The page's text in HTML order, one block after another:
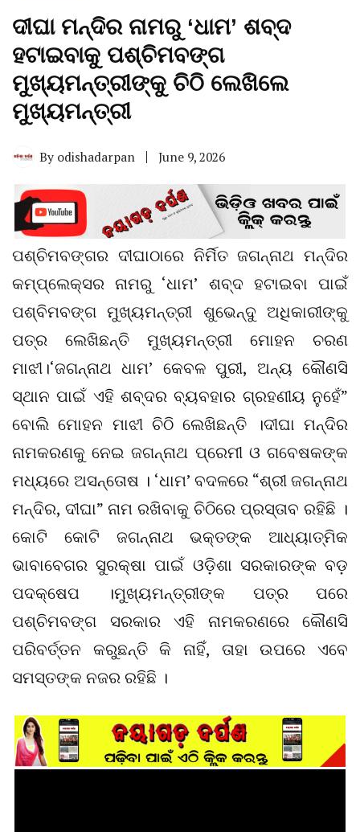
ଦୀଘା ମନ୍ଦିର ନାମରୁ ‘ଧାମ’ ଶବ୍ଦ
ହଟାଇବାକୁ ପଶ୍ଚିମବଙ୍ଗ
ମୁଖ୍ୟମନ୍ତ୍ରୀଙ୍କୁ ଚିଠି ଲେଖିଲେ
ମୁଖ୍ୟମନ୍ତ୍ରୀ
By odishadarpan June 9, 2026
ପଶ୍ଚିମବଙ୍ଗର ଦୀଘାଠାରେ ନିର୍ମିତ ଜଗନ୍ନାଥ ମନ୍ଦିର
କମ୍ପ୍ଲେକ୍ସର ନାମରୁ ‘ଧାମ’ ଶବ୍ଦ ହଟାଇବା ପାଇଁ
ପଶ୍ବିମବଙ୍ଗ ମୁଖ୍ୟମନ୍ତ୍ରୀ ଶୁଭେନ୍ଦୁ ଅଧିକାରୀଙ୍କୁ
ପତ୍ର ଲେଖିଛନ୍ତି ମୁଖ୍ୟମନ୍ତ୍ରୀ ମୋହନ ଚରଣ
ମାଝୀ।‘ଜଗନ୍ନାଥ ଧାମ’ କେବଳ ପୁରୀ, ଅନ୍ୟ କୌଣସି
ସ୍ଥାନ ପାଇଁ ଏହି ଶବ୍ଦର ବ୍ୟବହାର ଗ୍ରହଣୀୟ ନୁହେଁ”
ବୋଲି ମୋହନ ମାଝୀ ଚିଠି ଲେଖିଛନ୍ତି ।ଦୀଘା ମନ୍ଦିର
ନାମକରଣକୁ ନେଇ ଜଗନ୍ନାଥ ପ୍ରେମୀ ଓ ଗବେଷକଙ୍କ
ମଧ୍ୟରେ ଅସନ୍ତୋଷ । ‘ଧାମ’ ବଦଳରେ “ଶ୍ରୀ ଜଗନ୍ନାଥ
ମନ୍ଦିର, ଦୀଘା” ନାମ ରଖିବାକୁ ଚିଠିରେ ପ୍ରସ୍ତାବ ରହିଛି ।
କୋଟି କୋଟି ଜଗନ୍ନାଥ ଭକ୍ତଙ୍କ ଆଧ୍ୟାତ୍ମିକ
ଭାବାବେଗର ସୁରକ୍ଷା ପାଇଁ ଓଡ଼ିଶା ସରକାରଙ୍କ ବଡ଼
ପଦକ୍ଷେପ ।ମୁଖ୍ୟମନ୍ତ୍ରୀଙ୍କ ପତ୍ର ପରେ
ପଶ୍ଚିମବଙ୍ଗ ସରକାର ଏହି ନାମକରଣରେ କୌଣସି
ପରିବର୍ତ୍ତନ କରୁଛନ୍ତି କି ନାହିଁ, ତାହା ଉପରେ ଏବେ
ସମସ୍ତଙ୍କ ନଜର ରହିଛି ।